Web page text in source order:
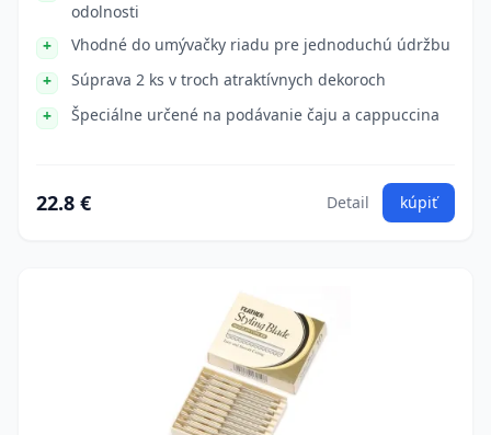
odolnosti
Vhodné do umývačky riadu pre jednoduchú údržbu
Súprava 2 ks v troch atraktívnych dekoroch
Špeciálne určené na podávanie čaju a cappuccina
22.8 € Detail kúpiť